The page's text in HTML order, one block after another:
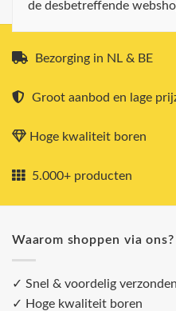
de desbetreffende
Bezorging in NL & BE
Groot aanbod en lage
Hoge kwaliteit boren
5.000+ producten
Waarom shoppen via ons?
✓ Snel & voordelig verzonden
✓ Hoge kwaliteit boren